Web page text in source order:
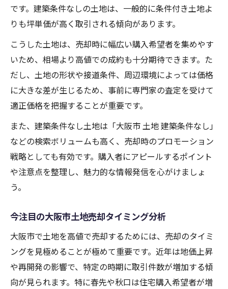
です。建築条件なしの土地は、一般的に条件付き土地よ
りも坪単価が高く取引される傾向があります。
こうした土地は、売却時に幅広い購入希望者を集めやす
いため、相場より高値での成約も十分期待できます。た
だし、土地の形状や接道条件、周辺環境によっては価格
に大きな差が生じるため、事前に専門家の査定を受けて
適正価格を把握することが重要です。
また、建築条件なし土地は「大阪市 土地 建築条件なし」
などの検索ボリュームも高く、売却時のプロモーション
戦略としても有効です。購入者にアピールするポイント
や注意点を整理し、魅力的な情報発信を心がけましょ
う。
今注目の大阪市土地売却タイミング分析
大阪市で土地を高値で売却するためには、売却のタイミ
ングを見極めることが極めて重要です。近年は地価上昇
や再開発の影響で、特定の時期に取引件数が増加する傾
向が見られます。特に春先や秋口は住宅購入希望者が増